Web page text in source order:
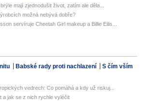
mají zjednodušit život, zatím ale děla...
možná nebývá dobře?
servíruje Cheetah Girl makeup a Billie Eilis...
Babské rady proti nachlazení
S čím vším
vedrech: Co pomáhá a kdy už riskuj...
a jak se z nich rychle vyléčit